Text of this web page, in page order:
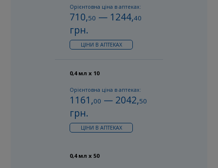
Орієнтовна ціна в аптеках:
710,50 — 1244,40
грн.
ЦІНИ В АПТЕКАХ
0,4 мл х 10
Орієнтовна ціна в аптеках:
1161,00 — 2042,50
грн.
ЦІНИ В АПТЕКАХ
0,4 мл х 50